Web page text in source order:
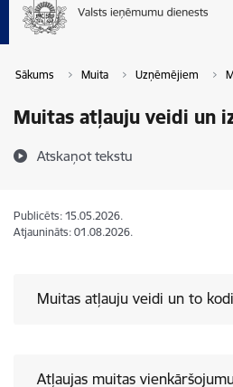
Sākums Muita Uzņēmējiem
Muitas atļauju veidi un
Atskaņot tekstu
Publicēts: 15.05.2026.
Atjaunināts: 01.08.2026.
Muitas atļauju veidi un to kodi
Atļaujas muitas